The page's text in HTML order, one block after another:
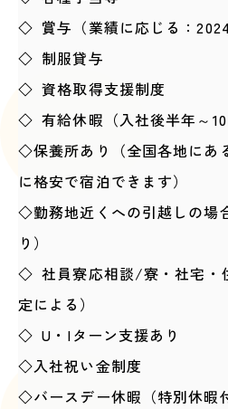
◇ 賞与（業績に応じる：2024
◇ 制服貸与
◇ 資格取得支援制度
◇ 有給休暇（入社後半年～10
◇保養所あり（全国各地にあ
に格安で宿泊できます）
◇勤務地近くへの引越しの場
り）
◇ 社員寮応相談/寮・社宅・
定による）
◇ U・Iターン支援あり
◇入社祝い金制度
◇バースデー休暇（特別休暇